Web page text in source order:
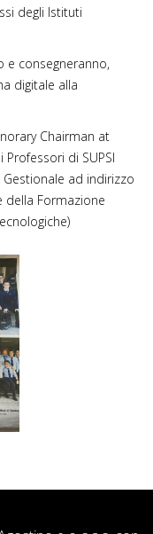
degli Istituti
consegneranno,
digitale alla
Chairman at
Professori di SUPSI
ad indirizzo
della Formazione